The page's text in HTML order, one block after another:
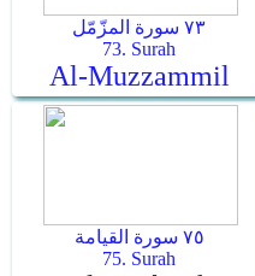
٧٣ سورة المزّمّل
73. Surah
Al-Muzzammil
٧٥ سورة القيامة
75. Surah